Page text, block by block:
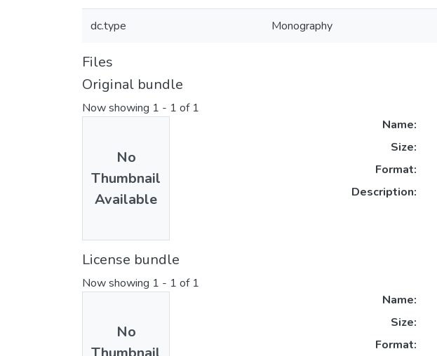
dc.type Monography
Files
Original bundle
Now showing 1 - 1 of 1
No
Thumbnail
Available
Name:
Size:
Format:
Description:
License bundle
Now showing 1 - 1 of 1
No
Name:
Size:
Format: